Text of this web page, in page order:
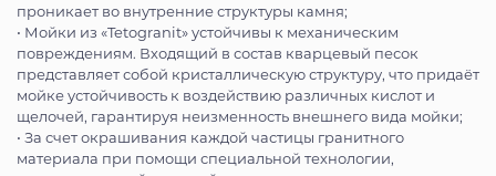
проникает во внутренние структуры камня;
• Мойки из «Tetogranit» устойчивы к механическим
повреждениям. Входящий в состав кварцевый песок
представляет собой кристаллическую структуру, что придаёт
мойке устойчивость к воздействию различных кислот и
щелочей, гарантируя неизменность внешнего вида мойки;
• За счет окрашивания каждой частицы гранитного
материала при помощи специальной технологии,